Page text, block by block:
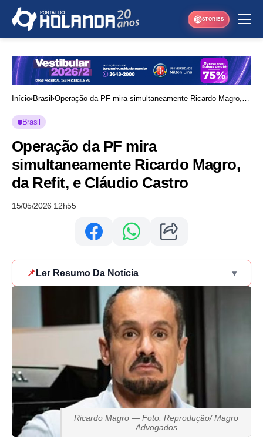
STORIES
Início Brasil Operação da PF mira simultaneamente Ricardo Magro,
Brasil
Operação da PF mira
simultaneamente Ricardo Magro,
da Refit, e Cláudio Castro
15/05/2026 12h55
📌 Ler Resumo Da Notícia ▾
Ricardo Magro — Foto: Reprodução/ Magro
Advogados